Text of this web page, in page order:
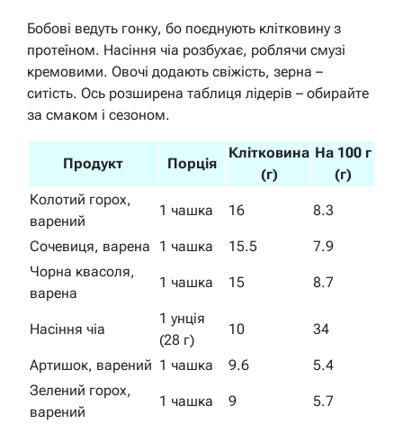
Бобові ведуть гонку, бо поєднують клітковину з
протеїном. Насіння чіа розбухає, роблячи смузі
кремовими. Овочі додають свіжість, зерна –
ситість. Ось розширена таблиця лідерів – обирайте
за смаком і сезоном.
Продукт Порція
Клітковина
(г)
На 100 г
(г)
Колотий горох,
варений
1 чашка 16 8.3
Сочевиця, варена 1 чашка 15.5
7.9
Чорна квасоля,
варена
1 чашка 15 8.7
Насіння чіа
1 унція
(28 г)
10 34
Артишок, варений 1 чашка 9.6
5.4
Зелений горох,
варений
1 чашка 9 5.7